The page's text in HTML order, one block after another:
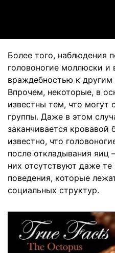
Более того, наблюдения
головоногие моллюски и
враждебностью к другим
Впрочем, некоторые, в
известны тем, что могут
группы. Даже в этом
заканчивается кровавой
известно, что
после откладывания
них отсутствуют даже
поведения, которые
социальных структур.